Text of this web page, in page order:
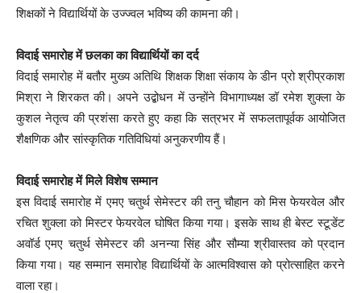
शिक्षकों ने विद्यार्थियों के उज्ज्वल भविष्य की कामना की।
विदाई समारोह में छलका का विद्यार्थियों का दर्द
विदाई समारोह में बतौर मुख्य अतिथि शिक्षक शिक्षा संकाय के डीन प्रो श्रीप्रकाश
मिश्रा ने शिरकत की। अपने उद्बोधन में उन्होंने विभागाध्यक्ष डॉ रमेश शुक्ला के
कुशल नेतृत्व की प्रशंसा करते हुए कहा कि सत्रभर में सफलतापूर्वक आयोजित
शैक्षणिक और सांस्कृतिक गतिविधियां अनुकरणीय हैं।
विदाई समारोह में मिले विशेष सम्मान
इस विदाई समारोह में एमए चतुर्थ सेमेस्टर की तनु चौहान को मिस फेयरवेल और
रचित शुक्ला को मिस्टर फेयरवेल घोषित किया गया। इसके साथ ही बेस्ट स्टूडेंट
अवॉर्ड एमए चतुर्थ सेमेस्टर की अनन्या सिंह और सौम्या श्रीवास्तव को प्रदान
किया गया। यह सम्मान समारोह विद्यार्थियों के आत्मविश्वास को प्रोत्साहित करने
वाला रहा।